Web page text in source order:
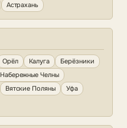
Астрахань
Орёл Калуга
Берёзники
Набережные Челны
Вятские Поляны
Уфа